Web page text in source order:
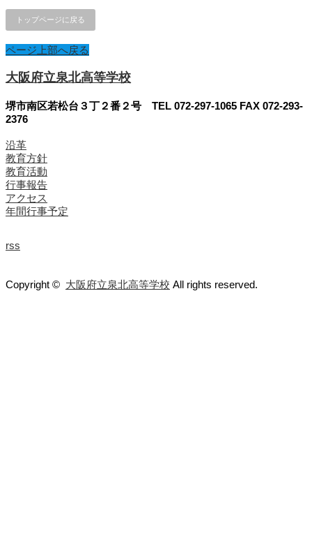
トップページに戻る
ページ上部へ戻る
大阪府立泉北高等学校
堺市南区若松台３丁２番２号 TEL 072-297-1065 FAX 072-293-
2376
沿革
教育方針
教育活動
行事報告
アクセス
年間行事予定
rss
Copyright © 大阪府立泉北高等学校 All rights reserved.